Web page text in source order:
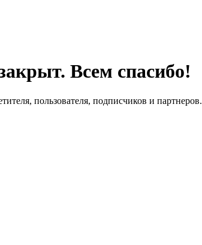
Всем спасибо!
пользователя, подписчиков и партнеров.